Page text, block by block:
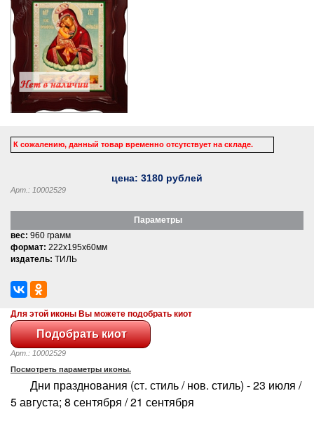
К сожалению, данный товар временно отсутствует на складе.
цена: 3180 рублей
Арт.: 10002529
Параметры
вес: 960 грамм
формат: 222x195x60мм
издатель: ТИЛЬ
Для этой иконы Вы можете подобрать киот
Арт.: 10002529
Посмотреть параметры иконы.
Дни празднования (ст. стиль / нов. стиль) - 23 июля /
5 августа; 8 сентября / 21 сентября